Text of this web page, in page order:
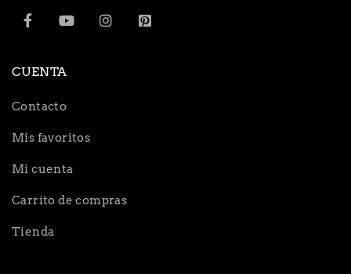
CUENTA
Contacto
Mis favoritos
Mi cuenta
Carrito de compras
Tienda